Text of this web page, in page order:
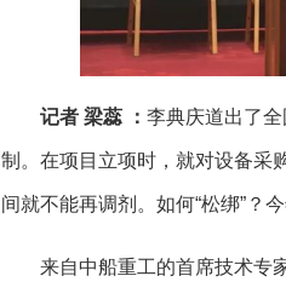
记者 梁蕊 ： 李典庆道出了
制。在项目立项时，就对设备采
间就不能再调剂。如何“松绑”？
来自中船重工的首席技术专